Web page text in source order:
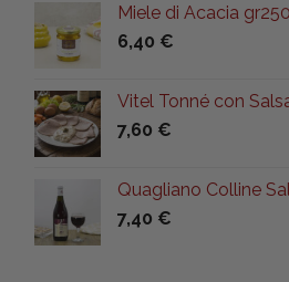
Miele di Acacia gr250
6,40 €
Vitel Tonné con
7,60 €
Quagliano Colline
7,40 €